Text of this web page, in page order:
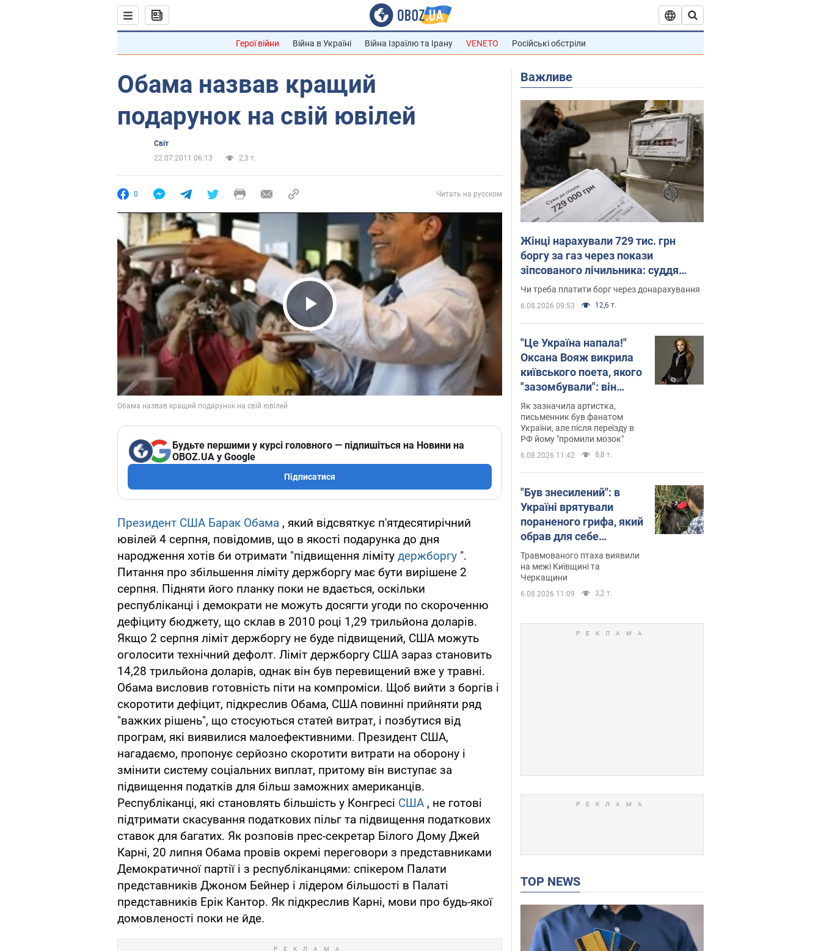
Герої війни Війна в Україні Війна Ізраїлю та Ірану VENETO Російські обстріли
Обама назвав кращий
подарунок на свій ювілей
Світ
22.07.2011 06:13
2,3 т.
0 Читать на русском
Play Video
Будьте першими у курсі головного — підпишіться на Новини на
OBOZ.UA у Google
Підписатися
Президент США Барак Обама , який відсвяткує п'ятдесятирічний
ювілей 4 серпня, повідомив, що в якості подарунка до дня
народження хотів би отримати "підвищення ліміту держборгу ".
Питання про збільшення ліміту держборгу має бути вирішене 2
серпня. Підняти його планку поки не вдається, оскільки
республіканці і демократи не можуть досягти угоди по скороченню
дефіциту бюджету, що склав в 2010 році 1,29 трильйона доларів.
Якщо 2 серпня ліміт держборгу не буде підвищений, США можуть
оголосити технічний дефолт. Ліміт держборгу США зараз становить
14,28 трильйона доларів, однак він був перевищений вже у травні.
Обама висловив готовність піти на компроміси. Щоб вийти з боргів і
скоротити дефіцит, підкреслив Обама, США повинні прийняти ряд
"важких рішень", що стосуються статей витрат, і позбутися від
програм, які виявилися малоефективними. Президент США,
нагадаємо, пропонує серйозно скоротити витрати на оборону і
змінити систему соціальних виплат, притому він виступає за
підвищення податків для більш заможних американців.
Республіканці, які становлять більшість у Конгресі США , не готові
підтримати скасування податкових пільг та підвищення податкових
ставок для багатих. Як розповів прес-секретар Білого Дому Джей
Карні, 20 липня Обама провів окремі переговори з представниками
Демократичної партії і з республіканцями: спікером Палати
представників Джоном Бейнер і лідером більшості в Палаті
представників Ерік Кантор. Як підкреслив Карні, мови про будь-якої
домовленості поки не йде.
Важливе
Жінці нарахували 729 тис. грн
боргу за газ через покази
зіпсованого лічильника: суддя
ухвалив неочікуване рішення
Чи треба платити борг через донарахування
6.08.2026 09:53 12,6 т.
"Це Україна напала!"
Оксана Вояж викрила
київського поета, якого
"зазомбували": він
навіть російської не
знав, а тепер хоче
геноциду українців
Як зазначила артистка,
письменник був фанатом
України, але після переїзду в
РФ йому "промили мозок"
6.08.2026 11:42 8,8 т.
"Був знесилений": в
Україні врятували
пораненого грифа, який
обрав для себе
нетиповий маршрут.
Фото
Травмованого птаха виявили
на межі Київщині та
Черкащини
6.08.2026 11:09 3,2 т.
TOP NEWS